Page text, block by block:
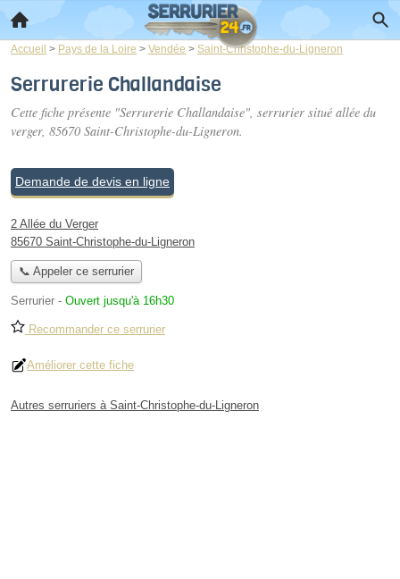
Accueil > Pays de la Loire > Vendée > Saint-Christophe-du-Ligneron
Serrurerie Challandaise
Cette fiche présente "Serrurerie Challandaise", serrurier situé allée du
verger, 85670 Saint-Christophe-du-Ligneron.
Demande de devis en ligne
2 Allée du Verger
85670 Saint-Christophe-du-Ligneron
📞 Appeler ce serrurier
Serrurier - Ouvert jusqu'à 16h30
Recommander ce serrurier
Améliorer cette fiche
Autres serruriers à Saint-Christophe-du-Ligneron